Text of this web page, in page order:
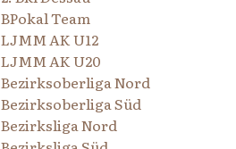
BPokal Team
LJMM AK U12
LJMM AK U20
Bezirksoberliga Nord
Bezirksoberliga Süd
Bezirksliga Nord